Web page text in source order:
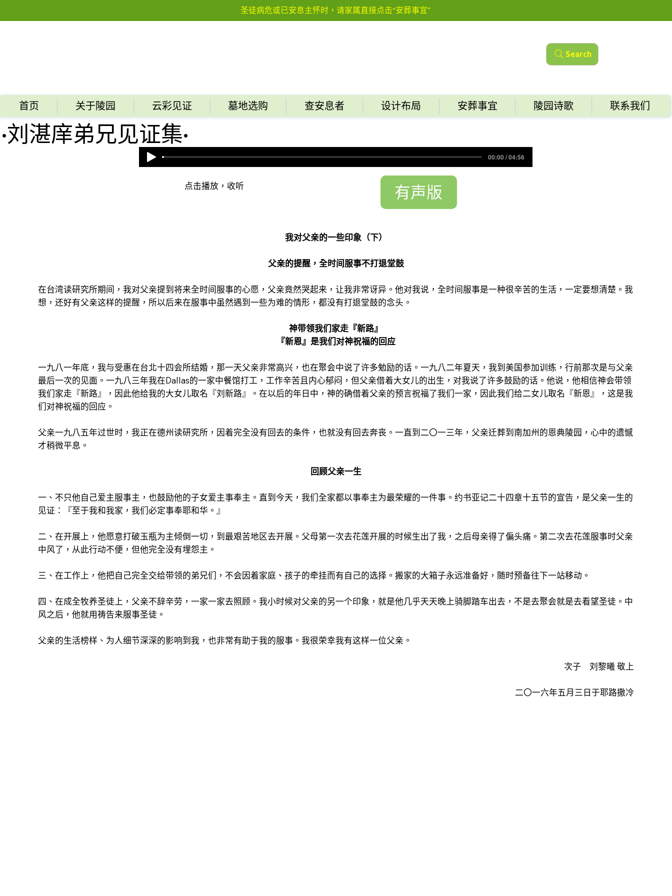
圣徒病危或已安息主怀时，请家属直接点击“安葬事宜”
首页 关于陵园 云彩见证 墓地选购 查安息者 设计布局 安葬事宜 陵园诗歌 联系我们
Search
​·刘湛庠弟兄见证集·
00:00 / 04:56
点击播放，收听 有声版
我对父亲的一些印象（下）
父亲的提醒，全时间服事不打退堂鼓
在台湾读研究所期间，我对父亲提到将来全时间服事的心愿，父亲竟然哭起来，让我非常讶异。他对我说，全时间服事是一种很辛苦的生活，一定要想清楚。我
想，还好有父亲这样的提醒，所以后来在服事中虽然遇到一些为难的情形，都没有打退堂鼓的念头。
神带领我们家走『新路』
『新恩』是我们对神祝福的回应
一九八一年底，我与受惠在台北十四会所结婚，那一天父亲非常高兴，也在聚会中说了许多勉励的话。一九八二年夏天，我到美国参加训练，行前那次是与父亲
最后一次的见面。一九八三年我在Dallas的一家中餐馆打工，工作辛苦且内心郁闷，但父亲借着大女儿的出生，对我说了许多鼓励的话。他说，他相信神会带领
我们家走『新路』，因此他给我的大女儿取名『刘新路』。在以后的年日中，神的确借着父亲的预言祝福了我们一家，因此我们给二女儿取名『新恩』，这是我
们对神祝福的回应。
父亲一九八五年过世时，我正在德州读研究所，因着完全没有回去的条件，也就没有回去奔丧。一直到二〇一三年，父亲迁葬到南加州的恩典陵园，心中的遗憾
才稍微平息。
回顾父亲一生
一、不只他自己爱主服事主，也鼓励他的子女爱主事奉主。直到今天，我们全家都以事奉主为最荣耀的一件事。约书亚记二十四章十五节的宣告，是父亲一生的
见证：『至于我和我家，我们必定事奉耶和华。』
二、在开展上，他愿意打破玉瓶为主倾倒一切，到最艰苦地区去开展。父母第一次去花莲开展的时候生出了我，之后母亲得了偏头痛。第二次去花莲服事时父亲
中风了，从此行动不便，但他完全没有埋怨主。
三、在工作上，他把自己完全交给带领的弟兄们，不会因着家庭、孩子的牵挂而有自己的选择。搬家的大箱子永远准备好，随时预备往下一站移动。
四、在成全牧养圣徒上，父亲不辞辛劳，一家一家去照顾。我小时候对父亲的另一个印象，就是他几乎天天晚上骑脚踏车出去，不是去聚会就是去看望圣徒。中
风之后，他就用祷告来服事圣徒。
父亲的生活榜样、为人细节深深的影响到我，也非常有助于我的服事。我很荣幸我有这样一位父亲。
次子 刘黎曦 敬上
二〇一六年五月三日于耶路撒冷